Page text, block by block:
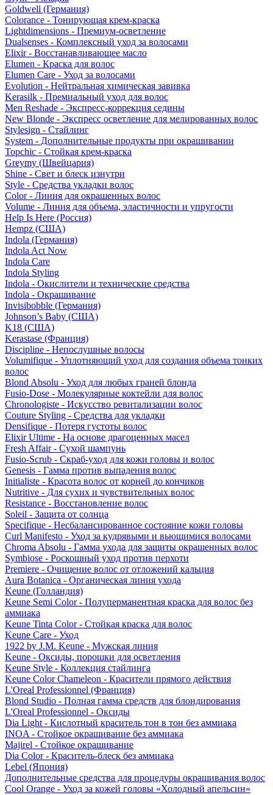
Goldwell (Германия)
Colorance - Тонирующая крем-краска
Lightdimensions - Премиум-осветление
Dualsenses - Комплексный уход за волосами
Elixir - Восстанавливающее масло
Elumen - Краска для волос
Elumen Care - Уход за волосами
Evolution - Нейтральная химическая завивка
Kerasilk - Премиальный уход для волос
Men Reshade - Экспресс-коррекция седины
New Blonde - Экспресс осветление для мелированных волос
Stylesign - Стайлинг
System - Дополнительные продукты при окрашивании
Topchic - Стойкая крем-краска
Greymy (Швейцария)
Shine - Свет и блеск изнутри
Style - Средства укладки волос
Color - Линия для окрашенных волос
Volume - Линия для объема, эластичности и упругости
Help Is Here (Россия)
Hempz (США)
Indola (Германия)
Indola Act Now
Indola Care
Indola Styling
Indola - Окислители и технические средства
Indola - Окрашивание
Invisibobble (Германия)
Johnson’s Baby (США)
K18 (США)
Kerastase (Франция)
Discipline - Непослушные волосы
Volumifique - Уплотняющий уход для создания объема тонких
волос
Blond Absolu - Уход для любых граней блонда
Fusio-Dose - Молекулярные коктейли для волос
Chronologiste - Искусство ревитализации волос
Couture Styling - Средства для укладки
Densifique - Потеря густоты волос
Elixir Ultime - На основе драгоценных масел
Fresh Affair - Сухой шампунь
Fusio-Scrub - Скраб-уход для кожи головы и волос
Genesis - Гамма против выпадения волос
Initialiste - Красота волос от корней до кончиков
Nutritive - Для сухих и чувствительных волос
Resistance - Восстановление волос
Soleil - Защита от солнца
Specifique - Несбалансированное состояние кожи головы
Curl Manifesto - Уход за кудрявыми и вьющимися волосами
Chroma Absolu - Гамма ухода для защиты окрашенных волос
Symbiose - Роскошный уход против перхоти
Premiere - Очищение волос от отложений кальция
Aura Botanica - Органическая линия ухода
Keune (Голландия)
Keune Semi Color - Полуперманентная краска для волос без
аммиака
Keune Tinta Color - Стойкая краска для волос
Keune Care - Уход
1922 by J.M. Keune - Мужская линия
Keune - Оксиды, порошки для осветления
Keune Style - Коллекция стайлинга
Keune Color Chameleon - Красители прямого действия
L'Oreal Professionnel (Франция)
Blond Studio - Полная гамма средств для блондирования
L'Oreal Professionnel - Оксиды
Dia Light - Кислотный краситель тон в тон без аммиака
INOA - Стойкое окрашивание без аммиака
Majirel - Стойкое окрашивание
Dia Color - Краситель-блеск без аммиака
Lebel (Япония)
Дополнительные средства для процедуры окрашивания волос
Cool Orange - Уход за кожей головы «Холодный апельсин»